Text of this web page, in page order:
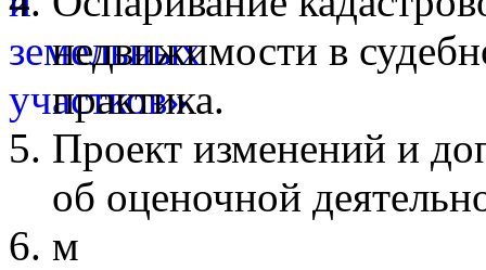
недвижимости в
практика.
Проект изменений и
об оценочной
м